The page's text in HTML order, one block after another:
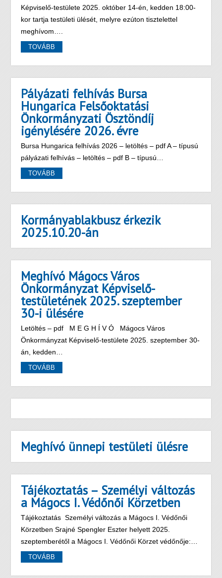
Képviselő-testülete 2025. október 14-én, kedden 18:00-
kor tartja testületi ülését, melyre ezúton tisztelettel
meghívom….
TOVÁBB
Pályázati felhívás Bursa
Hungarica Felsőoktatási
Önkormányzati Ösztöndíj
igénylésére 2026. évre
Bursa Hungarica felhívás 2026 – letöltés – pdf A – típusú
pályázati felhívás – letöltés – pdf B – típusú…
TOVÁBB
Kormányablakbusz érkezik
2025.10.20-án
Meghívó Mágocs Város
Önkormányzat Képviselő-
testületének 2025. szeptember
30-i ülésére
Letöltés – pdf M E G H Í V Ó Mágocs Város
Önkormányzat Képviselő-testülete 2025. szeptember 30-
án, kedden…
TOVÁBB
Meghívó ünnepi testületi ülésre
Tájékoztatás – Személyi változás
a Mágocs I. Védőnői Körzetben
Tájékoztatás Személyi változás a Mágocs I. Védőnői
Körzetben Srajné Spengler Eszter helyett 2025.
szeptemberétől a Mágocs I. Védőnői Körzet védőnője:…
TOVÁBB